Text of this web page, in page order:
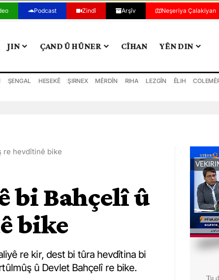
Podcast Zindî Arşîv Neşeriya Çalakiyan
JIN ÇAND Û HÛNER CÎHAN YÊN DIN
ŞENGAL HESEKÊ ŞIRNEX MÊRDÎN RIHA LEZGÎN ÊLIH
re hevdîtinê bike
bi Bahçelî û
bike
re kir, dest bi tûra hevdîtina bi
û Devlet Bahçelî re bike.
Tu